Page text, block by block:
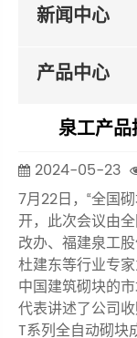
新闻中心
产品中心
泉工产
2024-05-23
7月22日，“全国
开，此次会议由
改办、福建泉工
杜建东等行业专
中国建筑砌块的
代表讲述了公司
T系列全自动砌块